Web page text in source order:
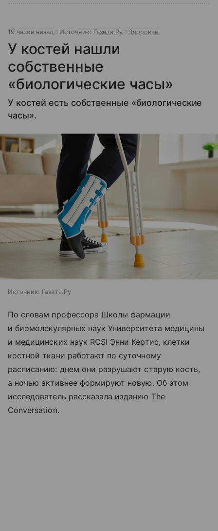
19 часов назад Источник: Газета.Ру Здоровье
У костей нашли
собственные
«биологические часы»
У костей есть собственные «биологические
часы».
Источник: Газета.Ру
По словам профессора Школы фармации
и биомолекулярных наук Университета медицины
и медицинских наук RCSI Энни Кертис, клетки
костной ткани работают по суточному
расписанию: днем они разрушают старую кость,
а ночью активнее формируют новую. Об этом
исследователь рассказала изданию The
Conversation.